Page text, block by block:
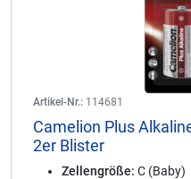
Artikel-Nr.: 114681
Camelion Plus
2er Blister
Zellengröße: C (Baby)